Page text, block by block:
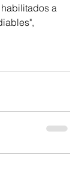
a